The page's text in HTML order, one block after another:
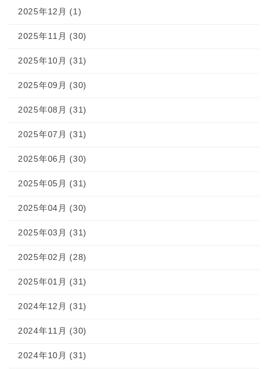
2025年12月 (1)
2025年11月 (30)
2025年10月 (31)
2025年09月 (30)
2025年08月 (31)
2025年07月 (31)
2025年06月 (30)
2025年05月 (31)
2025年04月 (30)
2025年03月 (31)
2025年02月 (28)
2025年01月 (31)
2024年12月 (31)
2024年11月 (30)
2024年10月 (31)